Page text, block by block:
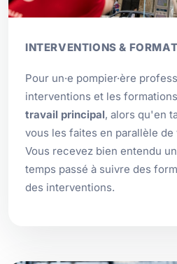
INTERVENTIONS &
Pour un·e pompier·ère
interventions et les
travail principal, alors qu'en
vous les faites en parallèle
Vous recevez bien entendu
temps passé à suivre des
des interventions.